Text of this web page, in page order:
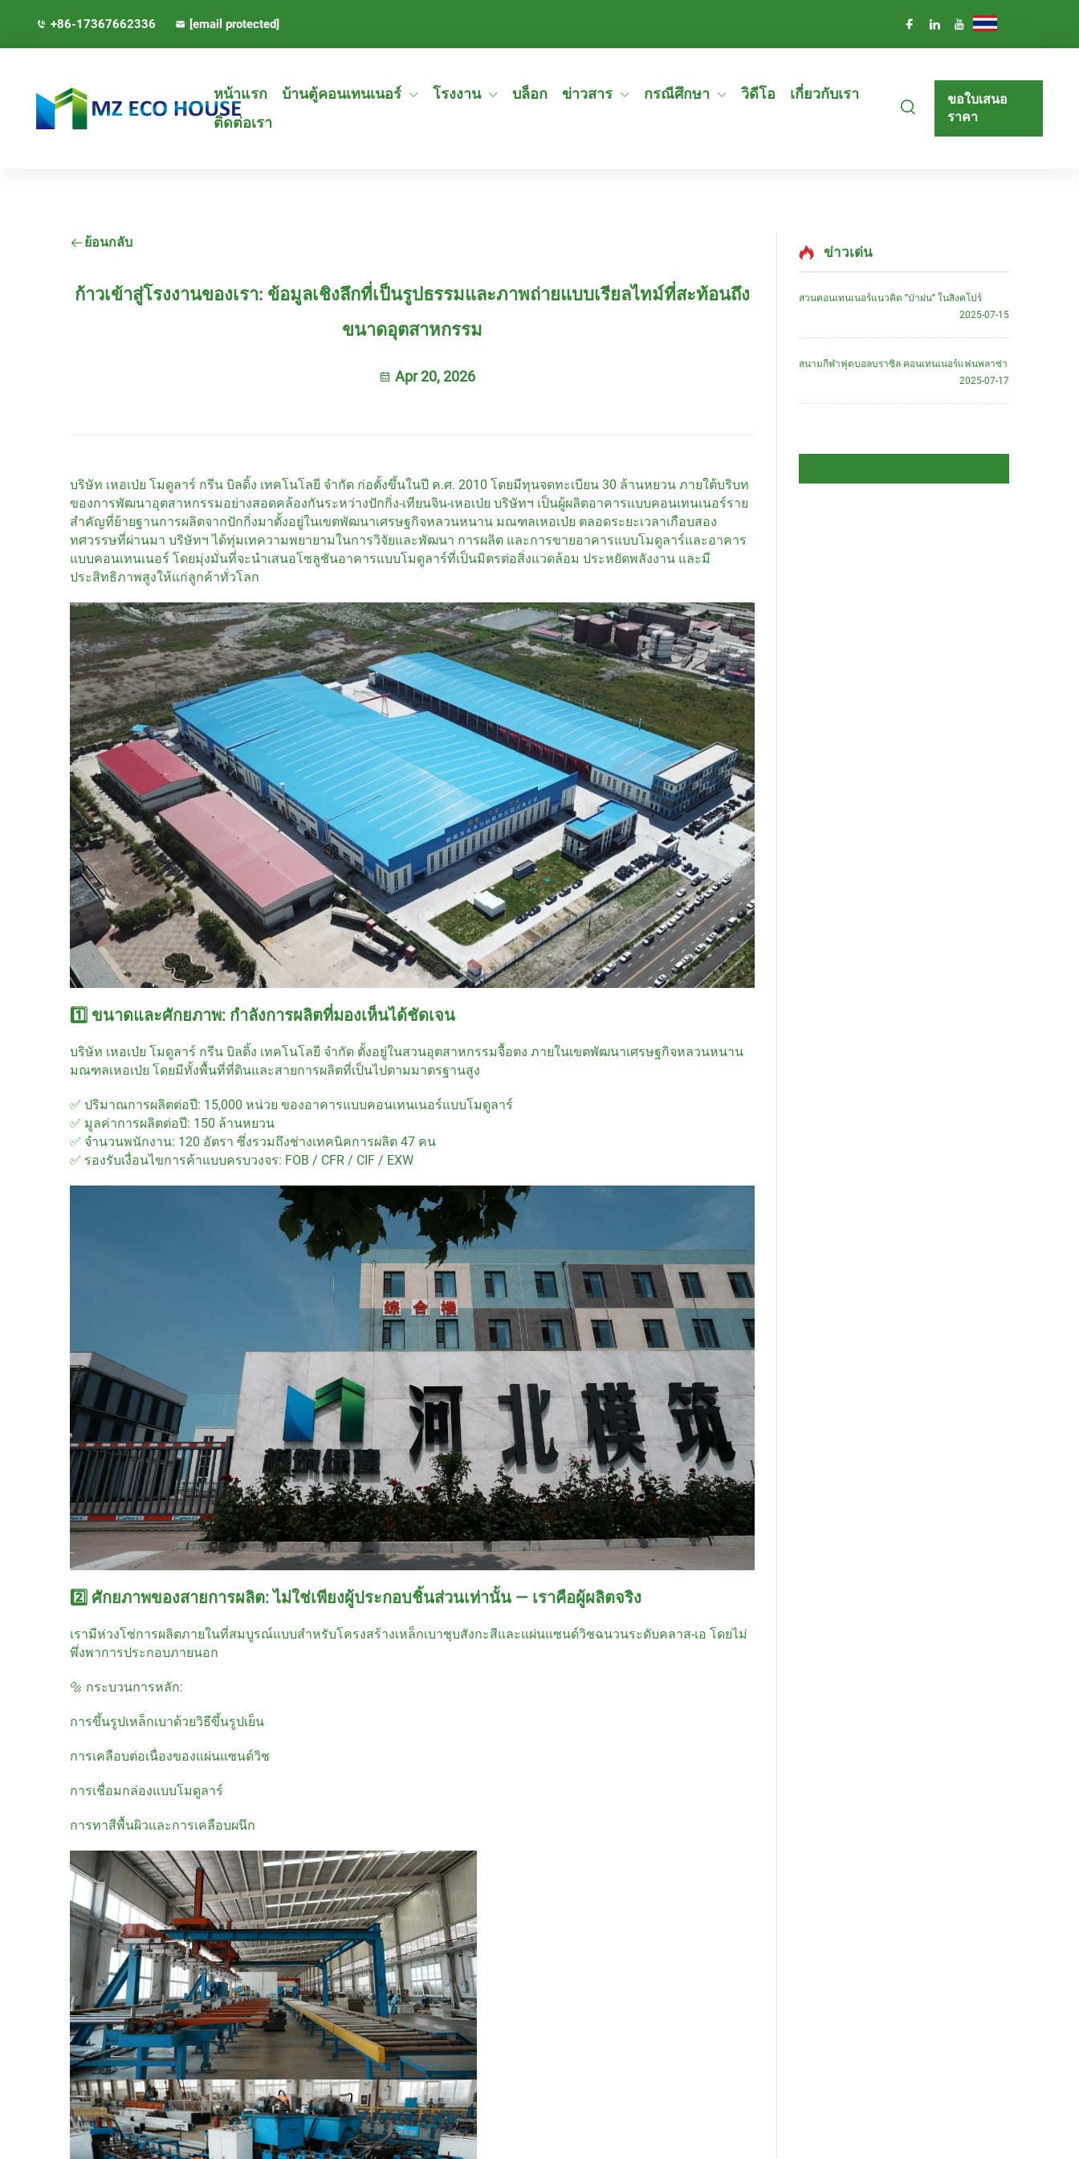
+86-17367662336 [email protected]
หน้าแรก บ้านตู้คอนเทนเนอร์ โรงงาน บล็อก ข่าวสาร กรณีศึกษา วิดีโอ
เกี่ยวกับเรา
ติดต่อเรา
ขอใบเสนอ
ราคา
ย้อนกลับ
ก้าวเข้าสู่โรงงานของเรา: ข้อมูลเชิงลึกที่เป็นรูปธรรมและภาพถ่ายแบบเรียลไทม์ที่สะท้อนถึง
ขนาดอุตสาหกรรม
Apr 20, 2026
บริษัท เหอเป่ย โมดูลาร์ กรีน บิลดิ้ง เทคโนโลยี จำกัด ก่อตั้งขึ้นในปี ค.ศ. 2010 โดยมีทุนจดทะเบียน 30 ล้านหยวน ภายใต้บริบท
ของการพัฒนาอุตสาหกรรมอย่างสอดคล้องกันระหว่างปักกิ่ง-เทียนจิน-เหอเป่ย บริษัทฯ เป็นผู้ผลิตอาคารแบบคอนเทนเนอร์ราย
สำคัญที่ย้ายฐานการผลิตจากปักกิ่งมาตั้งอยู่ในเขตพัฒนาเศรษฐกิจหลวนหนาน มณฑลเหอเป่ย ตลอดระยะเวลาเกือบสอง
ทศวรรษที่ผ่านมา บริษัทฯ ได้ทุ่มเทความพยายามในการวิจัยและพัฒนา การผลิต และการขายอาคารแบบโมดูลาร์และอาคาร
แบบคอนเทนเนอร์ โดยมุ่งมั่นที่จะนำเสนอโซลูชันอาคารแบบโมดูลาร์ที่เป็นมิตรต่อสิ่งแวดล้อม ประหยัดพลังงาน และมี
ประสิทธิภาพสูงให้แก่ลูกค้าทั่วโลก
1️⃣ ขนาดและศักยภาพ: กำลังการผลิตที่มองเห็นได้ชัดเจน
บริษัท เหอเป่ย โมดูลาร์ กรีน บิลดิ้ง เทคโนโลยี จำกัด ตั้งอยู่ในสวนอุตสาหกรรมจื้อตง ภายในเขตพัฒนาเศรษฐกิจหลวนหนาน
มณฑลเหอเป่ย โดยมีทั้งพื้นที่ที่ดินและสายการผลิตที่เป็นไปตามมาตรฐานสูง
✅ ปริมาณการผลิตต่อปี: 15,000 หน่วย ของอาคารแบบคอนเทนเนอร์แบบโมดูลาร์
✅ มูลค่าการผลิตต่อปี: 150 ล้านหยวน
✅ จำนวนพนักงาน: 120 อัตรา ซึ่งรวมถึงช่างเทคนิคการผลิต 47 คน
✅ รองรับเงื่อนไขการค้าแบบครบวงจร: FOB / CFR / CIF / EXW
2️⃣ ศักยภาพของสายการผลิต: ไม่ใช่เพียงผู้ประกอบชิ้นส่วนเท่านั้น — เราคือผู้ผลิตจริง
เรามีห่วงโซ่การผลิตภายในที่สมบูรณ์แบบสำหรับโครงสร้างเหล็กเบาชุบสังกะสีและแผ่นแซนด์วิชฉนวนระดับคลาส-เอ โดยไม่
พึ่งพาการประกอบภายนอก
🔩 กระบวนการหลัก:
การขึ้นรูปเหล็กเบาด้วยวิธีขึ้นรูปเย็น
การเคลือบต่อเนื่องของแผ่นแซนด์วิช
การเชื่อมกล่องแบบโมดูลาร์
การทาสีพื้นผิวและการเคลือบผนึก
ข่าวเด่น
สวนคอนเทนเนอร์แนวคิด "ป่าฝน" ในสิงคโปร์
2025-07-15
สนามกีฬาฟุตบอลบราซิล คอนเทนเนอร์แฟนพลาซ่า
2025-07-17